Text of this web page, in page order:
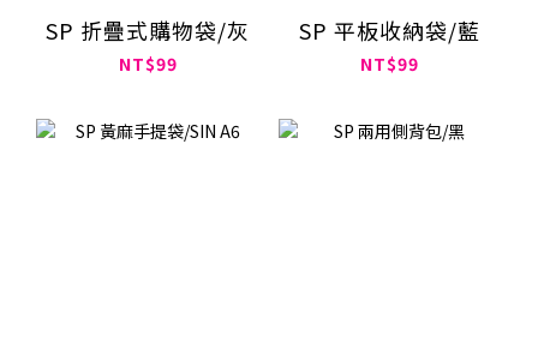
SP 折疊式購物袋/灰
NT$99
SP 平板收納袋/藍
NT$99